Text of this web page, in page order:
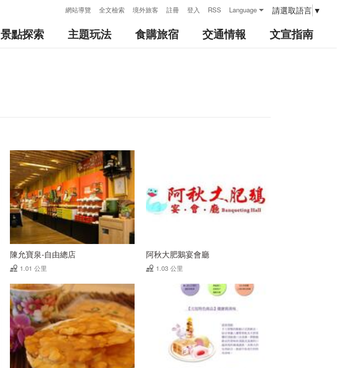
網站導覽 全文檢索 境外旅客 註冊 登入 RSS Language 請選取語言 ▼
景點探索 主題玩法 食購旅宿 交通情報 文宣指南
陳允寶泉-自由總店
1.01 公里
阿秋大肥鵝宴會廳
1.03 公里